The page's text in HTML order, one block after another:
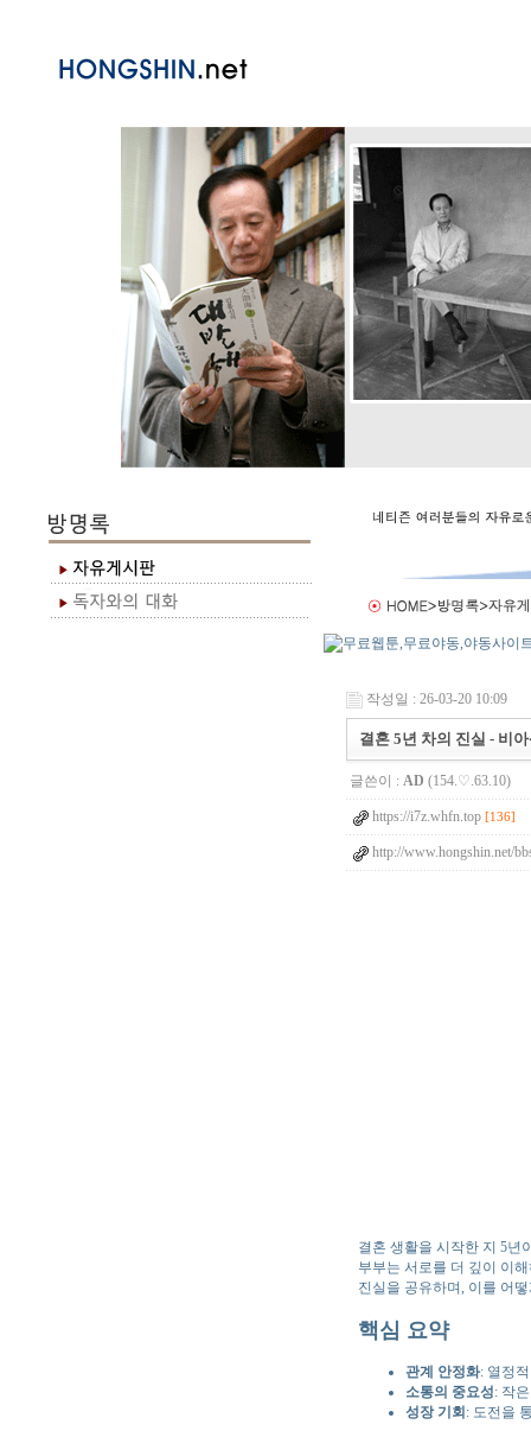
작성일 : 26-03-20 10:09
결혼 5년 차의 진실 - 비
글쓴이 : AD (154.♡.63.10)
https://i7z.whfn.top [136]
http://www.hongshin.net/
결혼 생활을 시작한 지 5년
부부는 서로를 더 깊이 이
진실을 공유하며, 이를 어
핵심 요약
관계 안정화: 열정
소통의 중요성: 작
성장 기회: 도전을